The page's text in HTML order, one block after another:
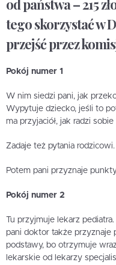
od państwa – 215
tego skorzystać w
przejść przez
Pokój numer 1
W nim siedzi pani, jak
Wypytuje dziecko, jeśli to
ma przyjaciół, jak radzi
Zadaje też pytania rodzicowi.
Potem pani przyznaje
Pokój numer 2
Tu przyjmuje lekarz
pani doktor także przyznaje
podstawy, bo otrzymuje
lekarskie od lekarzy